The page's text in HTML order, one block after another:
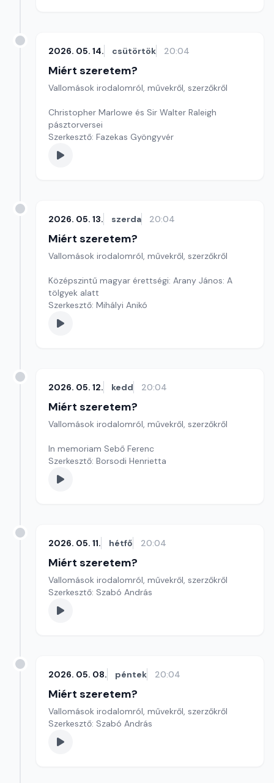
2026. 05. 14. csütörtök 20:04
Miért szeretem?
Vallomások irodalomról, művekről, szerzőkről
Christopher Marlowe és Sir Walter Raleigh
pásztorversei
Szerkesztő: Fazekas Gyöngyvér
2026. 05. 13. szerda 20:04
Miért szeretem?
Vallomások irodalomról, művekről, szerzőkről
Középszintű magyar érettségi: Arany János: A
tölgyek alatt
Szerkesztő: Mihályi Anikó
2026. 05. 12. kedd 20:04
Miért szeretem?
Vallomások irodalomról, művekről, szerzőkről
In memoriam Sebő Ferenc
Szerkesztő: Borsodi Henrietta
2026. 05. 11. hétfő 20:04
Miért szeretem?
Vallomások irodalomról, művekről, szerzőkről
Szerkesztő: Szabó András
2026. 05. 08. péntek 20:04
Miért szeretem?
Vallomások irodalomról, művekről, szerzőkről
Szerkesztő: Szabó András